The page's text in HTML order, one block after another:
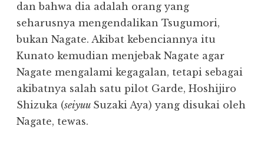
dan bahwa dia adalah orang yang
seharusnya mengendalikan Tsugumori,
bukan Nagate. Akibat kebenciannya itu
Kunato kemudian menjebak Nagate agar
Nagate mengalami kegagalan, tetapi sebagai
akibatnya salah satu pilot Garde, Hoshijiro
Shizuka (seiyuu Suzaki Aya) yang disukai oleh
Nagate, tewas.